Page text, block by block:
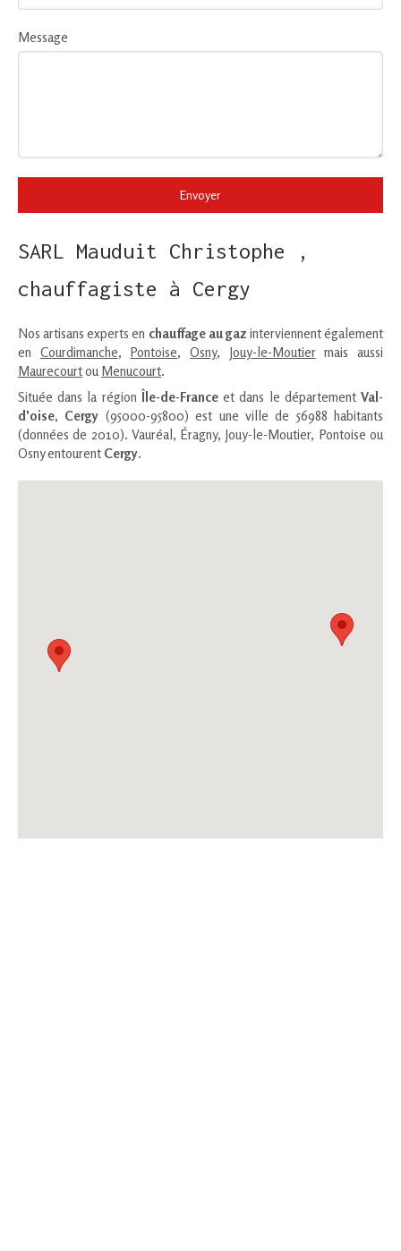
Message
Envoyer
SARL Mauduit Christophe ,
chauffagiste à Cergy
Nos artisans experts en chauffage au gaz interviennent également
en Courdimanche, Pontoise,Osny, Jouy-le-Moutiermais aussi
MaurecourtouMenucourt.
Située dans la région Île-de-Franceet dans le départementVal-
d'oise, Cergy (95000-95800) est une ville de 56988 habitants
(données de 2010). Vauréal, Éragny, Jouy-le-Moutier, Pontoise ou
Osny entourent Cergy.